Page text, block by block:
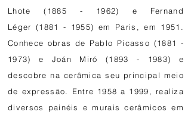
Lhote(1885 - 1962) e Fernand
Léger (1881 - 1955) em Paris, em 1951.
Conhece obras de Pablo Picasso (1881 -
1973) e Joán Miró(1893 - 1983) e
descobre na cerâmica seu principal meio
de expressão. Entre 1958 a 1999, realiza
diversos painéis e murais cerâmicos em